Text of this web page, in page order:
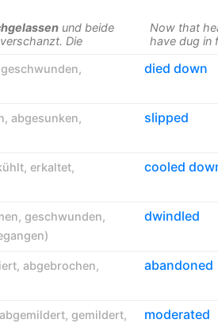
und beide
Die
Now that
have dug in
geschwunden,
died down
, abgesunken,
slipped
, erkaltet,
cooled
, geschwunden,
)
dwindled
, abgebrochen,
abandoned
abgemildert, gemildert,
moderated